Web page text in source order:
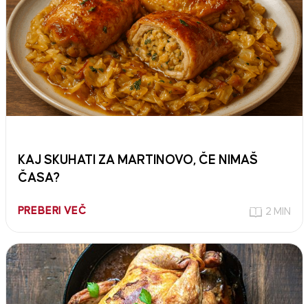
KAJ SKUHATI ZA MARTINOVO, ČE NIMAŠ
ČASA?
PREBERI VEČ 2 MIN